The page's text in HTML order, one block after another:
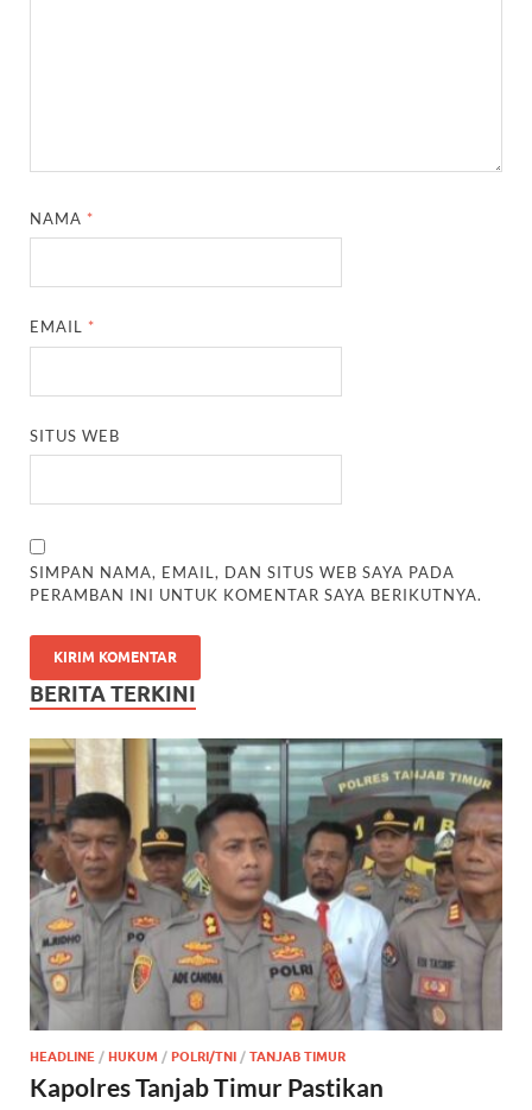
NAMA *
EMAIL *
SITUS WEB
SIMPAN NAMA, EMAIL, DAN SITUS WEB SAYA PADA
PERAMBAN INI UNTUK KOMENTAR SAYA BERIKUTNYA.
BERITA TERKINI
HEADLINE / HUKUM / POLRI/TNI / TANJAB TIMUR
Kapolres Tanjab Timur Pastikan